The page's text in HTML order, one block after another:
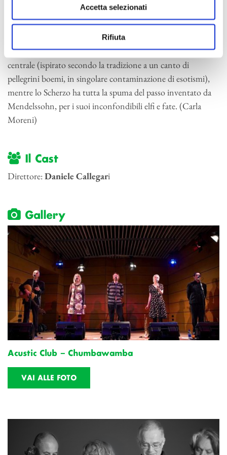
Accetta selezionati
Rifiuta
1833. Fresca e pungente di temi briosi e guizzanti,
consegnati allo scintillio dell’orchestra romantica, la
composizione si apre e chiude con due movimenti di
scoperta brillantezza. Meditativo è il carattere dell’Andante
centrale (ispirato secondo la tradizione a un canto di
pellegrini boemi, in singolare contaminazione di esotismi),
mentre lo Scherzo ha tutta la spuma del passo inventato da
Mendelssohn, per i suoi inconfondibili elfi e fate. (Carla
Moreni)
Il Cast
Direttore:Daniele Callegari
Gallery
Acustic Club – Chumbawamba
VAI ALLE FOTO